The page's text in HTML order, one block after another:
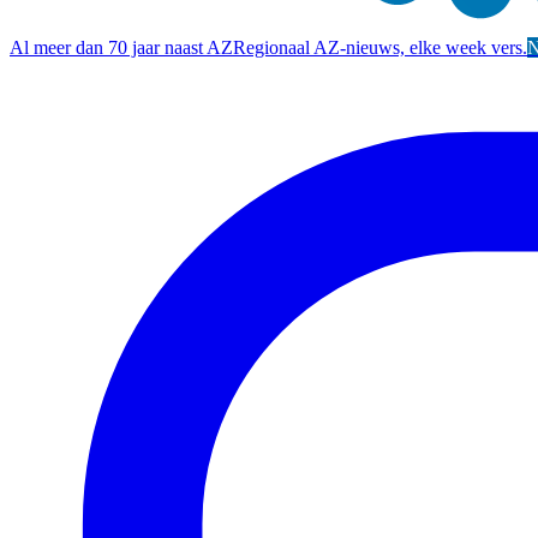
Al meer dan 70 jaar naast AZRegionaal AZ-nieuws, elke week vers.